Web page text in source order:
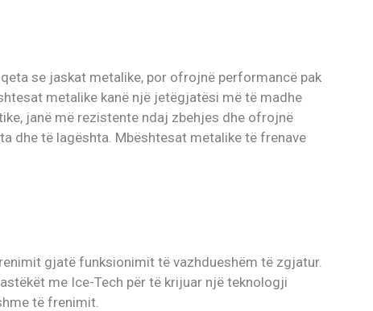
se jaskat metalike, por ofrojnë performancë pak
metalike kanë një jetëgjatësi më të madhe
janë më rezistente ndaj zbehjes dhe ofrojnë
dhe të lagështa. Mbështesat metalike të frenave
gjatë funksionimit të vazhdueshëm të zgjatur.
me Ice-Tech për të krijuar një teknologji
të frenimit.